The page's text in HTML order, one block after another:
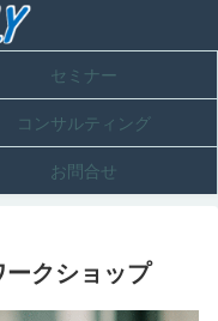
セミナー
コンサルティング
お問合せ
クショップ